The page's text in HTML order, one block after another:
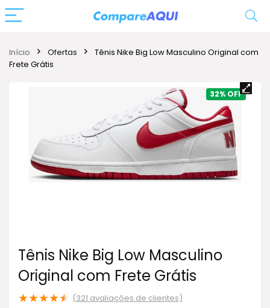
Início Ofertas
Tênis Nike Big Low Masculino Original com
Frete Grátis
32%
Tênis Nike Big Low Masculino
Original com Frete Grátis
★★★★★ (321 avaliações de clientes)